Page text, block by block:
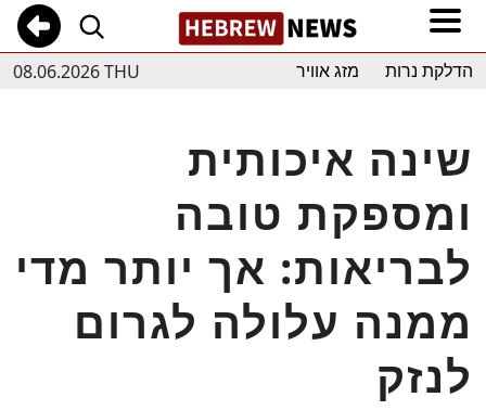
08.06.2026 THU הדלקת נרות מזג אוויר
שינה איכותית
ומספקת טובה
לבריאות: אך יותר מדי
ממנה עלולה לגרום
לנזק